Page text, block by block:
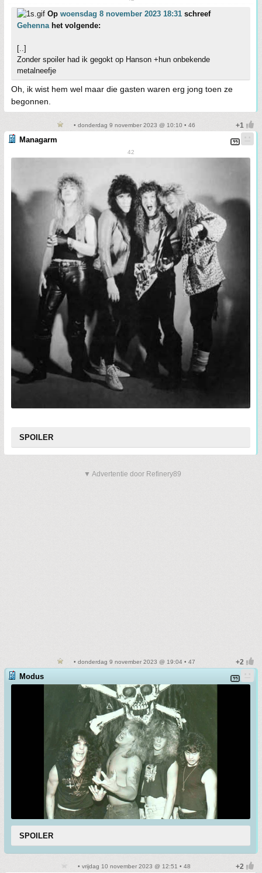
Op woensdag 8 november 2023 18:31 schreef
Gehennahet volgende:
[..]
Zonder spoiler had ik gegokt op Hanson +hun onbekende
metalneefje
Oh, ik wist hem wel maar die gasten waren erg jong toen ze
begonnen.
• donderdag 9 november 2023 @ 10:10 • 46
Managarm
42
SPOILER
▼ Advertentie door Refinery89
• donderdag 9 november 2023 @ 19:04 • 47
Modus
SPOILER
• vrijdag 10 november 2023 @ 12:51 • 48